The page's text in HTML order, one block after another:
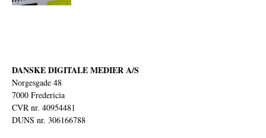
DANSKE DIGITALE MEDIER A/S
Norgesgade 48
7000 Fredericia
CVR nr. 40954481
DUNS nr. 306166788